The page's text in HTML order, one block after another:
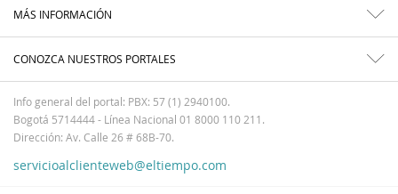
MÁS INFORMACIÓN
CONOZCA NUESTROS PORTALES
Info general del portal: PBX: 57 (1) 2940100.
Bogotá 5714444 - Línea Nacional 01 8000 110 211.
Dirección: Av. Calle 26 # 68B-70.
servicioalclienteweb@eltiempo.com